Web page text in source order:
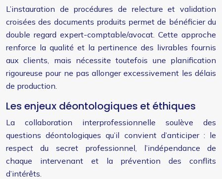
L’instauration de procédures de relecture et validation
croisées des documents produits permet de bénéficier du
double regard expert-comptable/avocat. Cette approche
renforce la qualité et la pertinence des livrables fournis
aux clients, mais nécessite toutefois une planification
rigoureuse pour ne pas allonger excessivement les délais
de production.
Les enjeux déontologiques et éthiques
La collaboration interprofessionnelle soulève des
questions déontologiques qu’il convient d’anticiper : le
respect du secret professionnel, l’indépendance de
chaque intervenant et la prévention des conflits
d’intérêts.